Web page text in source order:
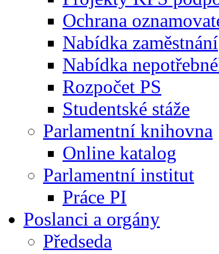
Ochrana
Nabídka zaměstnání
Nabídka
Rozpočet PS
Studentské stáže
Parlamentní knihovna
Online katalog
Parlamentní institut
Práce PI
Poslanci a orgány
Předseda